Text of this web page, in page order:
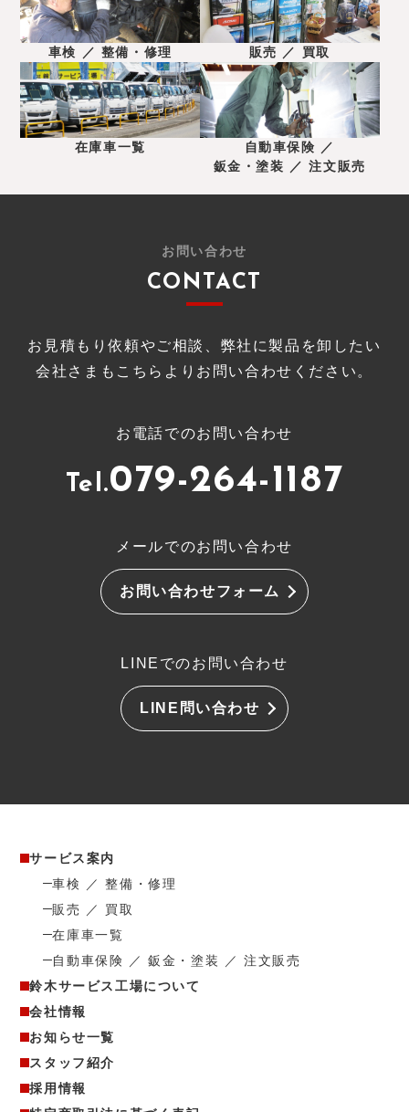
車検 ／ 整備・修理 販売 ／ 買取
在庫車一覧
自動車保険 ／
鈑金・塗装 ／ 注文販売
お問い合わせ
CONTACT
お見積もり依頼やご相談、弊社に製品を卸したい
会社さまもこちらよりお問い合わせください。
お電話でのお問い合わせ
Tel.079-264-1187
メールでのお問い合わせ
お問い合わせフォーム
LINEでのお問い合わせ
LINE問い合わせ
サービス案内
車検 ／ 整備・修理
販売 ／ 買取
在庫車一覧
自動車保険 ／ 鈑金・塗装 ／ 注文販売
鈴木サービス工場について
会社情報
お知らせ一覧
スタッフ紹介
採用情報